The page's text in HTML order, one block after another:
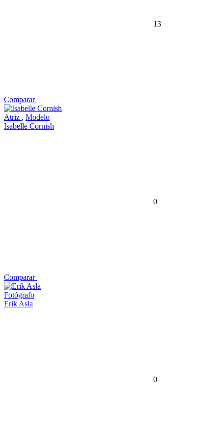
13
Comparar
Atriz , Modelo
Isabelle Cornish
0
Comparar
Fotógrafo
Erik Asla
0